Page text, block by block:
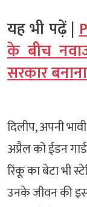
यह भी पढ़ें |
के बीच
सरकार
दिलीप, अपनी
अप्रैल को ईडन
रिंकू का बेटा भी
उनके जीवन की